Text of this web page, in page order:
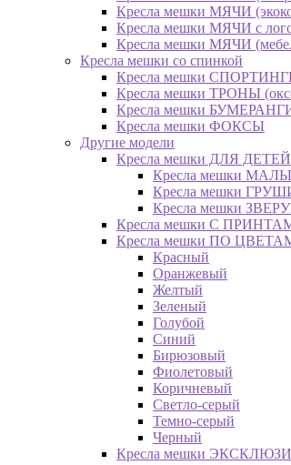
Кресла мешки МЯЧИ
Кресла мешки МЯЧИ с
Кресла мешки МЯЧИ
Кресла мешки со спинкой
Кресла мешки
Кресла мешки ТРОНЫ
Кресла мешки
Кресла мешки ФОКСЫ
Другие модели
Кресла мешки ДЛЯ ДЕТЕЙ
Кресла мешки
Кресла мешки
Кресла мешки
Кресла мешки С
Кресла мешки ПО
Красный
Оранжевый
Желтый
Зеленый
Голубой
Синий
Бирюзовый
Фиолетовый
Коричневый
Светло-серый
Темно-серый
Черный
Кресла мешки